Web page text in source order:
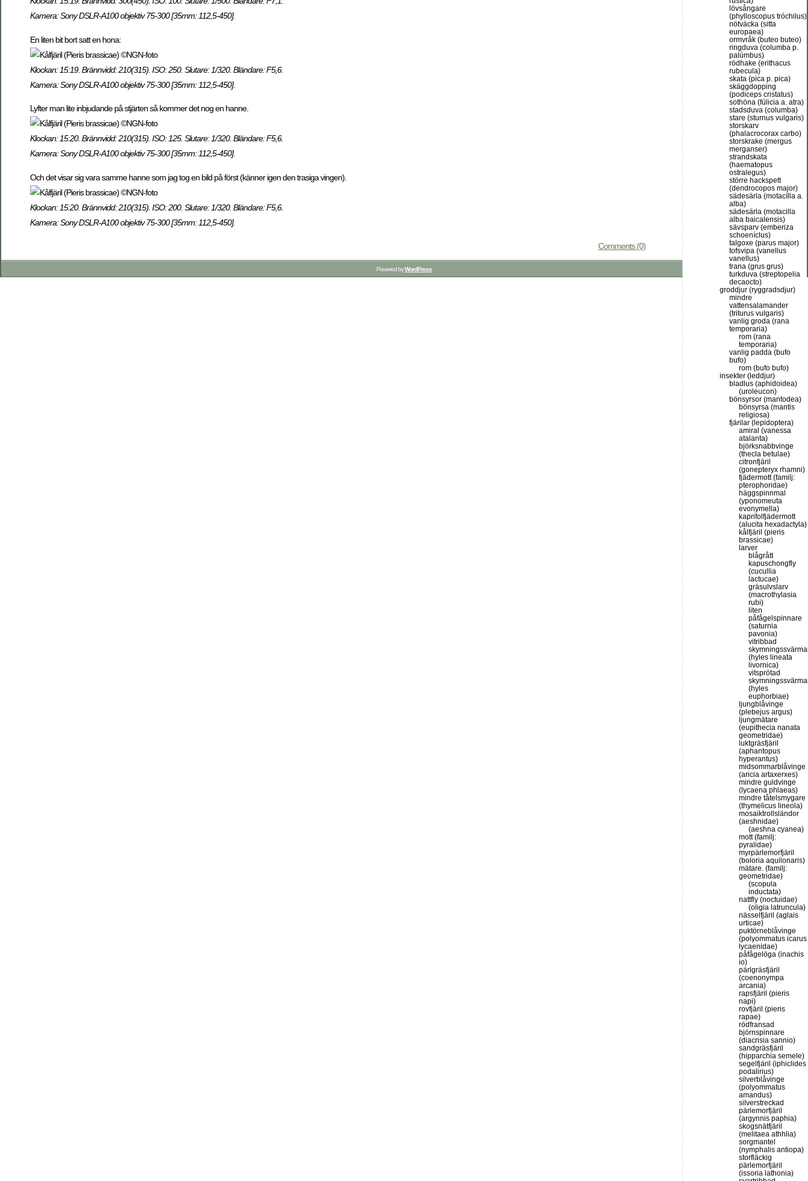
Kamera: Sony DSLR-A100 objektiv 75-300 [35mm: 112,5-450].
En liten bit bort satt en hona:
Klockan: 15:19. Brännvidd: 210(315). ISO: 250. Slutare: 1/320. Bländare: F5,6.
Kamera: Sony DSLR-A100 objektiv 75-300 [35mm: 112,5-450].
Lyfter man lite inbjudande på stjärten så kommer det nog en hanne.
Klockan: 15:20. Brännvidd: 210(315). ISO: 125. Slutare: 1/320. Bländare: F5,6.
Kamera: Sony DSLR-A100 objektiv 75-300 [35mm: 112,5-450].
Och det visar sig vara samme hanne som jag tog en bild på först (känner igen den trasiga vingen).
Klockan: 15:20. Brännvidd: 210(315). ISO: 200. Slutare: 1/320. Bländare: F5,6.
Kamera: Sony DSLR-A100 objektiv 75-300 [35mm: 112,5-450].
Comments (0)
lövsångare
(phylloscopus tróchilus)
nötväcka (sitta
europaea)
ormvråk (buteo buteo)
ringduva (columba p.
palúmbus)
rödhake (erithacus
rubecula)
skata (pica p. pica)
skäggdopping
(podiceps cristatus)
sothöna (fúlicia a. atra)
stadsduva (columba)
stare (sturnus vulgaris)
storskarv
(phalacrocorax carbo)
storskrake (mergus
merganser)
strandskata
(haematopus
ostralegus)
större hackspett
(dendrocopos major)
sädesärla (motacílla a.
alba)
sädesärla (motacilla
alba baicalensis)
sävsparv (emberiza
schoeníclus)
talgoxe (parus major)
tofsvipa (vanellus
vanellus)
trana (grus grus)
turkduva (streptopelia
decaocto)
groddjur (ryggradsdjur)
mindre
vattensalamander
(triturus vulgaris)
vanlig groda (rana
temporaria)
rom (rana
temporaria)
vanlig padda (bufo
bufo)
rom (bufo bufo)
insekter (leddjur)
bladlus (aphidoidea)
(uroleucon)
bönsyrsor (mantodea)
bönsyrsa (mantis
religiosa)
fjärilar (lepidoptera)
amiral (vanessa
atalanta)
björksnabbvinge
(thecla betulae)
citronfjäril
(gonepteryx rhamni)
fjädermott (familj:
pterophoridae)
häggspinnmal
(yponomeuta
evonymella)
kaprifolfjädermott
(alucita hexadactyla)
kålfjäril (pieris
brassicae)
larver
blågrått
kapuschongfly
(cucullia
lactucae)
gräsulvslarv
(macrothylasia
rubi)
liten
påfågelspinnare
(saturnia
pavonia)
vitribbad
(hyles lineata
livornica)
vitsprötad
(hyles
euphorbiae)
ljungblåvinge
(plebejus argus)
ljungmätare
(eupithecia nanata
geometridae)
luktgräsfjäril
(aphantopus
hyperantus)
midsommarblåvinge
(aricia artaxerxes)
mindre guldvinge
(lycaena phlaeas)
mindre tåtelsmygare
(thymelicus lineola)
mosaiktrollsländor
(aeshnidae)
(aeshna cyanea)
mott (familj:
pyralidae)
myrpärlemorfjäril
(boloria aquilonaris)
mätare. (familj:
geometridae)
(scopula
inductata)
nattfly (noctuidae)
(oligia latruncula)
nässelfjäril (aglais
urticae)
puktörneblåvinge
(polyommatus icarus
lycaenidae)
påfågelöga (inachis
io)
pärlgräsfjäril
(coenonympa
arcania)
rapsfjäril (pieris
napi)
rovfjäril (pieris
rapae)
rödfransad
björnspinnare
(diacrisia sannio)
sandgräsfjäril
(hipparchia semele)
segelfjäril (iphiclides
podalirius)
silverblåvinge
(polyommatus
amandus)
silverstreckad
pärlemorfjäril
(argynnis paphia)
skogsnätfjäril
(melitaea athhlia)
sorgmantel
(nymphalis antiopa)
storfläckig
pärlemorfjäril
(issoria lathonia)
Powered byWordPress